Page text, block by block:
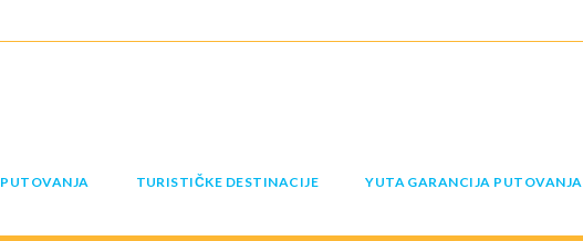
PUTOVANJA TURISTIČKE DESTINACIJE YUTA GARANCIJA PUTOVANJA